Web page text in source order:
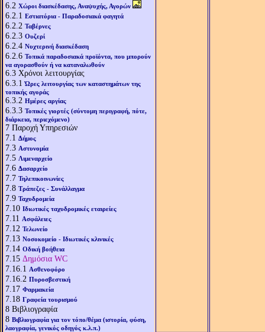
6.2 Χώροι διασκέδασης, Αναψυχής, Αγορών
6.2.1 Εστιατόρια - Παραδοσιακά φαγητά
6.2.2 Ταβέρνες
6.2.3 Ουζερί
6.2.4 Νυχτερινή διασκέδαση
6.2.6 Τοπικά παραδοσιακά προϊόντα, που μπορούν
να αγορασθούν ή να καταναλωθούν
6.3 Χρόνοι λειτουργίας
6.3.1Ώρες λειτουργίας των καταστημάτων της
τοπικής αγοράς
6.3.2 Ημέρες αργίας
6.3.3 Τοπικές γιορτές (σύντομη περιγραφή, πότε,
διάρκεια, περιεχόμενο)
7 Παροχή Υπηρεσιών
7.1 Δήμος
7.3 Αστυνομία
7.5 Λιμεναρχείο
7.6 Δασαρχείο
7.7 Τηλεπικοινωνίες
7.8 Τράπεζες - Συνάλλαγμα
7.9 Ταχυδρομεία
7.10 Ιδιωτικές ταχυδρομικές εταιρείες
7.11 Ασφάλειες
7.12 Τελωνείο
7.13 Νοσοκομείο - Ιδιωτικές κλινικές
7.14 Οδική βοήθεια
7.15 Δημόσια WC
7.16.1 Ασθενοφόρο
7.16.2 Πυροσβεστική
7.17 Φαρμακεία
7.18 Γραφεία τουρισμού
8 Βιβλιογραφία
8 Βιβλιογραφία για τον τόπο/θέμα (ιστορία, φύση,
λαογραφία, γενικός οδηγός κ.λ.π.)